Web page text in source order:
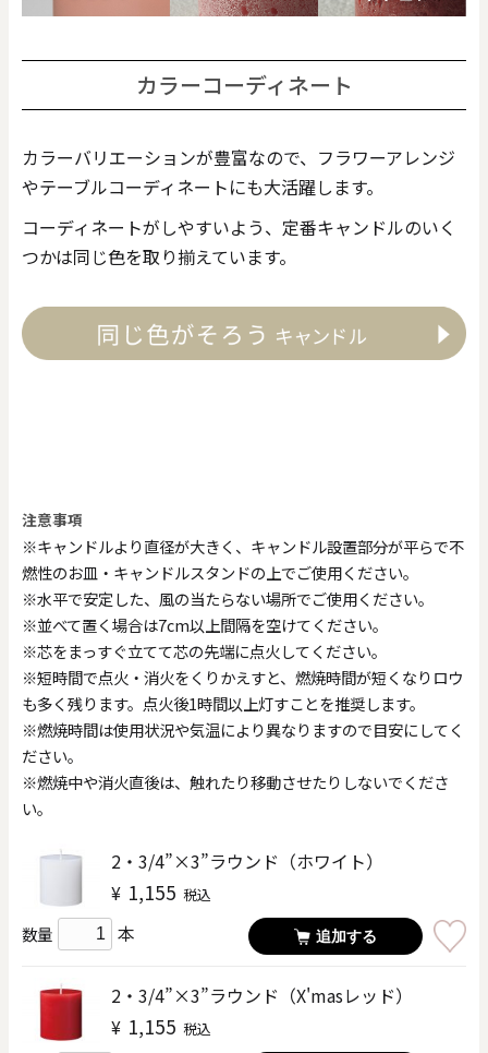
カラーコーディネート
カラーバリエーションが豊富なので、フラワーアレンジ
やテーブルコーディネートにも大活躍します。
コーディネートがしやすいよう、定番キャンドルのいく
つかは同じ色を取り揃えています。
注意事項
※キャンドルより直径が大きく、キャンドル設置部分が平らで不
燃性のお皿・キャンドルスタンドの上でご使用ください。
※水平で安定した、風の当たらない場所でご使用ください。
※並べて置く場合は7cm以上間隔を空けてください。
※芯をまっすぐ立てて芯の先端に点火してください。
※短時間で点火・消火をくりかえすと、燃焼時間が短くなりロウ
も多く残ります。点火後1時間以上灯すことを推奨します。
※燃焼時間は使用状況や気温により異なりますので目安にしてく
ださい。
※燃焼中や消火直後は、触れたり移動させたりしないでくださ
い。
2・3/4”×3”ラウンド（ホワイト）
¥ 1,155 税込
数量 本 追加する
2・3/4”×3”ラウンド（X'masレッド）
¥ 1,155 税込